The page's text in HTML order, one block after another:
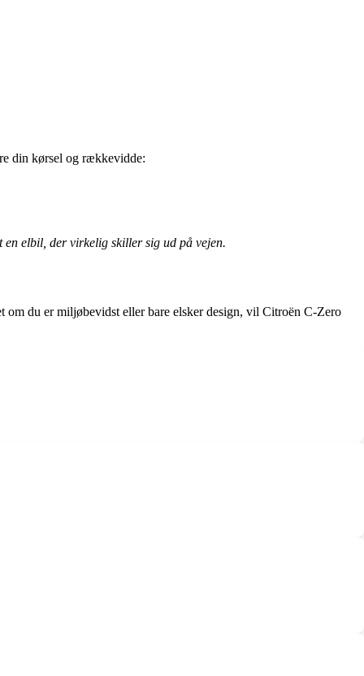
din kørsel og rækkevidde:
elbil, der virkelig skiller sig ud på vejen.
om du er miljøbevidst eller bare elsker design, vil Citroën C-Zero